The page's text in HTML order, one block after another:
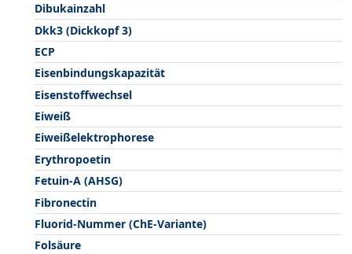
Dibukainzahl
Dkk3 (Dickkopf 3)
ECP
Eisenbindungskapazität
Eisenstoffwechsel
Eiweiß
Eiweißelektrophorese
Erythropoetin
Fetuin-A (AHSG)
Fibronectin
Fluorid-Nummer (ChE-Variante)
Folsäure